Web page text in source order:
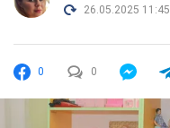
26.05.2025 11:45
0 0